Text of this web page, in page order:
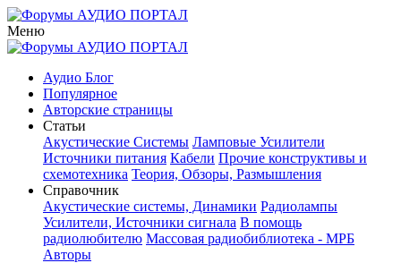
Меню
Аудио Блог
Популярное
Авторские страницы
Статьи
Акустические Системы Ламповые Усилители
Источники питания Кабели Прочие конструктивы и
схемотехника Теория, Обзоры, Размышления
Справочник
Акустические системы, Динамики Радиолампы
Усилители, Источники сигнала В помощь
радиолюбителю Массовая радиобиблиотека - МРБ
Авторы